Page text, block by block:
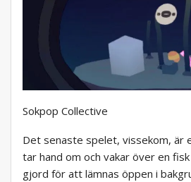
Sokpop Collective
Det senaste spelet, vissekom, är
tar hand om och vakar över en
gjord för att lämnas öppen i